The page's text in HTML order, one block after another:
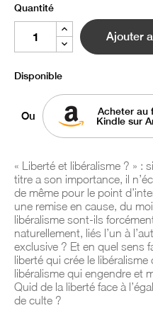
Quantité
Ajouter
Disponible
Ou
Acheter au
Kindle sur
« Liberté et libéralisme ? » :
titre a son importance, il
de même pour le point
une remise en cause, du
libéralisme sont-ils
naturellement, liés l’un à
exclusive ? Et en quel sens
liberté qui crée le libéralisme
libéralisme qui engendre et
Quid de la liberté face à
de culte ?